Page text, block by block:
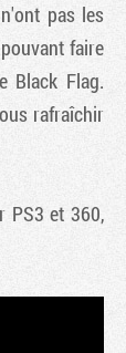
pas les
faire
Black Flag.
rafraîchir
PS3 et 360,